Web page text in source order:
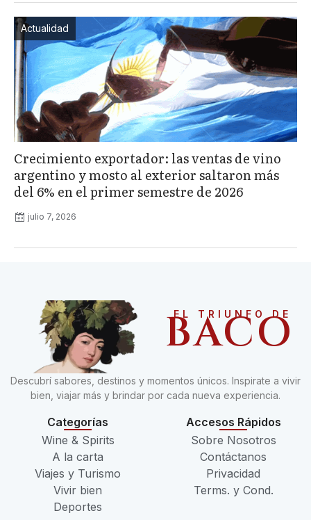
Actualidad
Crecimiento exportador: las ventas de vino
argentino y mosto al exterior saltaron más
del 6% en el primer semestre de 2026
julio 7, 2026
EL TRIUNFO DE
BACO
Descubrí sabores, destinos y momentos únicos. Inspirate a vivir
bien, viajar más y brindar por cada nueva experiencia.
Categorías
Wine & Spirits
A la carta
Viajes y Turismo
Vivir bien
Deportes
Accesos Rápidos
Sobre Nosotros
Contáctanos
Privacidad
Terms. y Cond.